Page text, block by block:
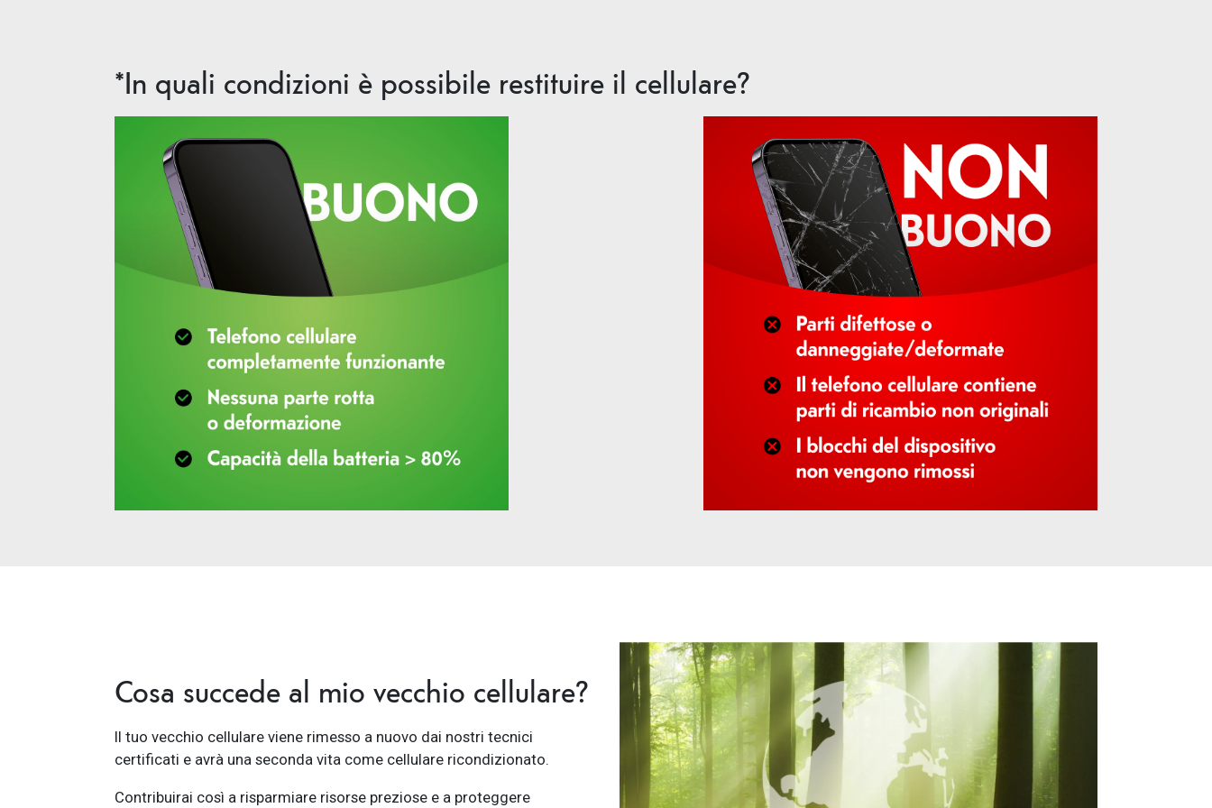
*In quali condizioni è possibile restituire il cellulare?
Cosa succede al mio vecchio cellulare?
Il tuo vecchio cellulare viene rimesso a nuovo dai nostri tecnici
certificati e avrà una seconda vita come cellulare ricondizionato.
Contribuirai così a risparmiare risorse preziose e a proteggere